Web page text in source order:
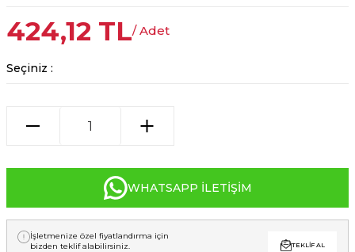
424,12 TL/ Adet
Seçiniz :
WHATSAPP İLETIŞIM
İşletmenize özel fiyatlandırma için
bizden teklif alabilirsiniz.
TEKLIF AL